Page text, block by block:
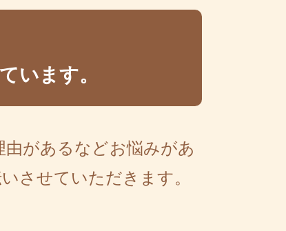
います。
があるなどお悩みがあ
させていただきます。